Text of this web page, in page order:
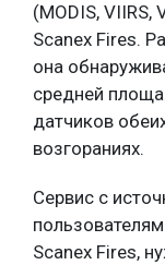
(MODIS, VIIRS,
Scanex Fires.
она
средней
датчиков
возгораниях.
Сервис с
Scanex Fires,